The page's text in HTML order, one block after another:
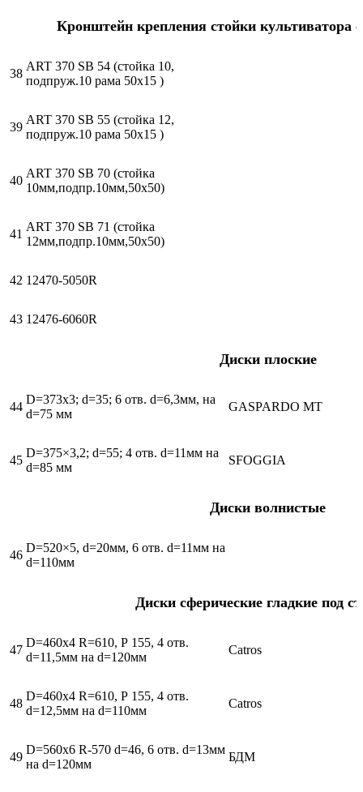
Кронштейн крепления стойки культиватора
38
ART 370 SВ 54 (стойка 10,
подпруж.10 рама 50х15 )
39
ART 370 SВ 55 (стойка 12,
подпруж.10 рама 50х15 )
40
ART 370 SВ 70 (стойка
10мм,подпр.10мм,50х50)
41
ART 370 SВ 71 (стойка
12мм,подпр.10мм,50х50)
42 12470-5050R
43 12476-6060R
Диски плоские
44
D=373х3; d=35; 6 отв. d=6,3мм, на
d=75 мм
GASPARDO MT
45
D=375×3,2; d=55; 4 отв. d=11мм на
d=85 мм
SFOGGIA
Диски волнистые
46
D=520×5, d=20мм, 6 отв. d=11мм на
d=110мм
Диски сферические гладкие под
47
D=460х4 R=610, Р 155, 4 отв.
d=11,5мм на d=120мм
Catros
48
D=460х4 R=610, Р 155, 4 отв.
d=12,5мм на d=110мм
Catros
49
D=560х6 R-570 d=46, 6 отв. d=13мм
на d=120мм
БДМ